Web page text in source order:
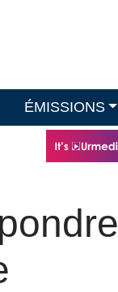
ÉMISSIONS